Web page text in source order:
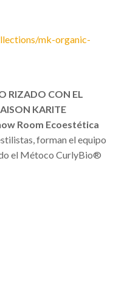
mk-organic-
RIZADO CON EL
KARITE
Room Ecoestética
forman el equipo
el Métoco CurlyBio®